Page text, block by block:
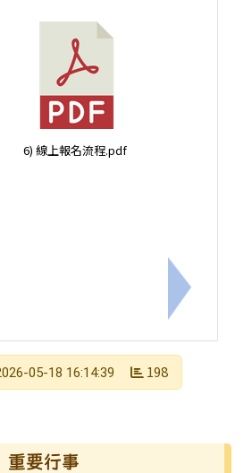
政部115年「遇見心動時」單身聯誼
6) 線上報名流程.pdf
下一筆：
05-18 16:14:39 198
重要行事